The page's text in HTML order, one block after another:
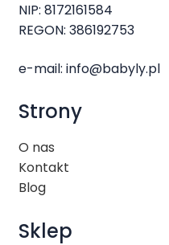
NIP: 8172161584
REGON: 386192753
e-mail: info@babyly.pl
Strony
O nas
Kontakt
Blog
Sklep